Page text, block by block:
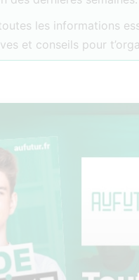
les informations
et conseils pour